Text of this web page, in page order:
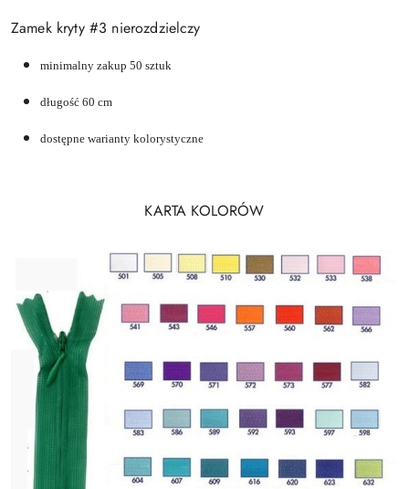
Zamek kryty #3 nierozdzielczy
minimalny zakup 50 sztuk
długość 60 cm
dostępne warianty kolorystyczne
KARTA KOLORÓW